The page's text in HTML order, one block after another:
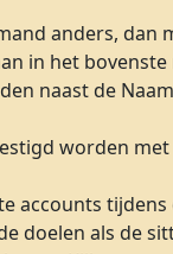
anders,
in het
naast de
worden
accounts
doelen als de